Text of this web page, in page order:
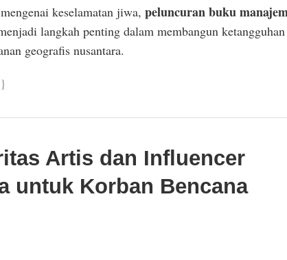
keselamatan jiwa, peluncuran buku
langkah penting dalam membangun ketangguhan
geografis nusantara.
Artis dan Influencer
untuk Korban Bencana